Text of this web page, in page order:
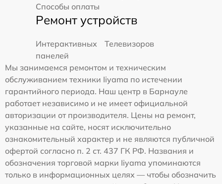
Способы оплаты
Ремонт устройств
Интерактивных
панелей
Телевизоров
Мы занимаемся ремонтом и техническим
обслуживанием техники Iiyama по истечении
гарантийного периода. Наш центр в Барнауле
работает независимо и не имеет официальной
авторизации от производителя. Цены на ремонт,
указанные на сайте, носят исключительно
ознакомительный характер и не являются публичной
офертой согласно п. 2 ст. 437 ГК РФ. Названия и
обозначения торговой марки Iiyama упоминаются
только в информационных целях — чтобы обозначить